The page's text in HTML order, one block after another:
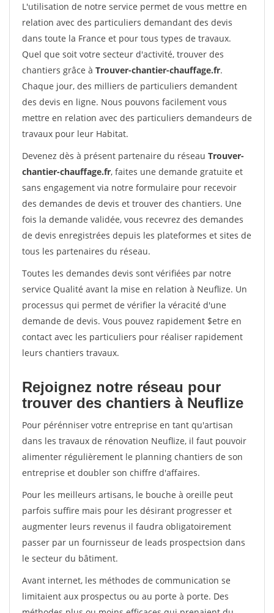
L'utilisation de notre service permet de vous mettre en
relation avec des particuliers demandant des devis
dans toute la France et pour tous types de travaux.
Quel que soit votre secteur d'activité, trouver des
chantiers grâce à Trouver-chantier-chauffage.fr.
Chaque jour, des milliers de particuliers demandent
des devis en ligne. Nous pouvons facilement vous
mettre en relation avec des particuliers demandeurs de
travaux pour leur Habitat.
Devenez dès à présent partenaire du réseau Trouver-
chantier-chauffage.fr, faites une demande gratuite et
sans engagement via notre formulaire pour recevoir
des demandes de devis et trouver des chantiers. Une
fois la demande validée, vous recevrez des demandes
de devis enregistrées depuis les plateformes et sites de
tous les partenaires du réseau.
Toutes les demandes devis sont vérifiées par notre
service Qualité avant la mise en relation à Neuflize. Un
processus qui permet de vérifier la véracité d'une
demande de devis. Vous pouvez rapidement $etre en
contact avec les particuliers pour réaliser rapidement
leurs chantiers travaux.
Rejoignez notre réseau pour
trouver des chantiers à Neuflize
Pour pérénniser votre entreprise en tant qu'artisan
dans les travaux de rénovation Neuflize, il faut pouvoir
alimenter régulièrement le planning chantiers de son
entreprise et doubler son chiffre d'affaires.
Pour les meilleurs artisans, le bouche à oreille peut
parfois suffire mais pour les désirant progresser et
augmenter leurs revenus il faudra obligatoirement
passer par un fournisseur de leads prospectsion dans
le secteur du bâtiment.
Avant internet, les méthodes de communication se
limitaient aux prospectus ou au porte à porte. Des